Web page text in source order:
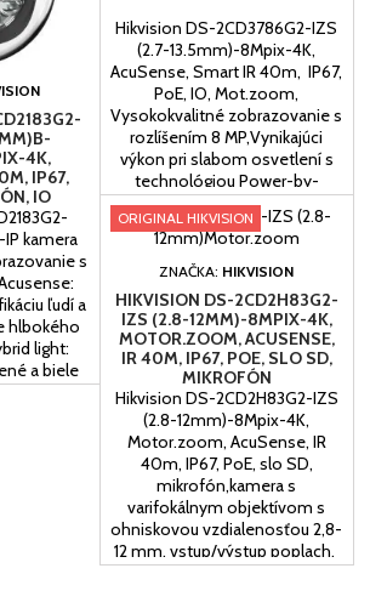
4K,
IP67,
IO
kamera
s
ľudí a
hlbokého
light:
a biele
Hikvision DS-2CD3786G2-IZS
(2.7-13.5mm)-8Mpix-4K,
AcuSense, Smart IR 40m, IP67,
PoE, IO, Mot.zoom,
Vysokokvalitné zobrazovanie s
rozlíšením 8 MP,Vynikajúci
výkon pri slabom osvetlení s
technológiou Power-by-
DarkFighter,Čisté zobrazovanie
proti silnému protisvetlu vďaka
technológii 120 dB true
WDR,Efektívna kompresná
technológia H.265+,Zameranie
na...
ORIGINAL HIKVISION
ZNAČKA: HIKVISION
HIKVISION DS-2CD2H83G2-
IZS (2.8-12MM)-8MPIX-4K,
MOTOR.ZOOM, ACUSENSE,
IR 40M, IP67, POE, SLO SD,
MIKROFÓN
Hikvision DS-2CD2H83G2-IZS
(2.8-12mm)-8Mpix-4K,
Motor.zoom, AcuSense, IR
40m, IP67, PoE, slo SD,
mikrofón,kamera s
varifokálnym objektívom s
ohniskovou vzdialenosťou 2,8-
12 mm, vstup/výstup poplach,
snímacím senzorom 1 / 2,5